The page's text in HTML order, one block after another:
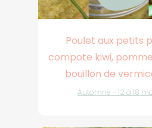
Poulet aux petits
compote kiwi,
bouillon de
Automne - 12 à 18